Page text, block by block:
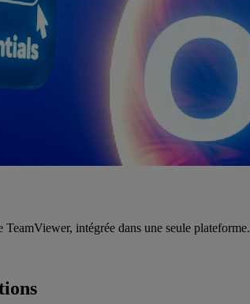
TeamViewer, intégrée dans une seule plateforme.